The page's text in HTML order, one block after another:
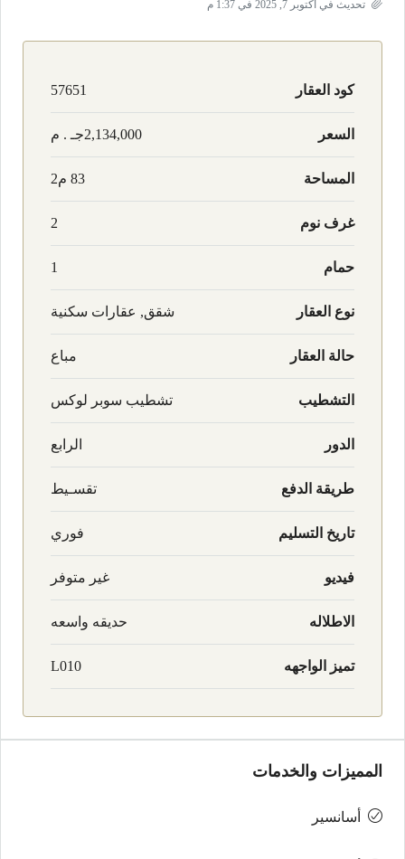
تحديث في أكتوبر 7, 2025 في 1:37 م
كود العقار 57651
السعر 2,134,000جـ . م
المساحة 83 م2
غرف نوم 2
حمام 1
نوع العقار شقق, عقارات سكنية
حالة العقار مباع
التشطيب تشطيب سوبر لوكس
الدور الرابع
طريقة الدفع تقسـيط
تاريخ التسليم فوري
فيديو غير متوفر
الاطلاله حديقه واسعه
تميز الواجهه L010
المميزات والخدمات
أسانسير